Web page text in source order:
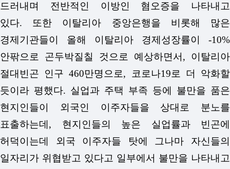
드러내며 전반적인 이방인 혐오증을 나타내고
있다. 또한 이탈리아 중앙은행을 비롯해 많은
경제기관들이 올해 이탈리아 경제성장률이 -10%
안팎으로 곤두박질칠 것으로 예상하면서, 이탈리아
절대빈곤 인구 460만명으로, 코로나19로 더 악화할
듯이라 평했다. 실업과 주택 부족 등에 불만을 품은
현지인들이 외국인 이주자들을 상대로 분노를
표출하는데, 현지인들의 높은 실업률과 빈곤에
허덕이는데 외국 이주자들 탓에 그나마 자신들의
일자리가 위협받고 있다고 일부에서 불만을 나타내고